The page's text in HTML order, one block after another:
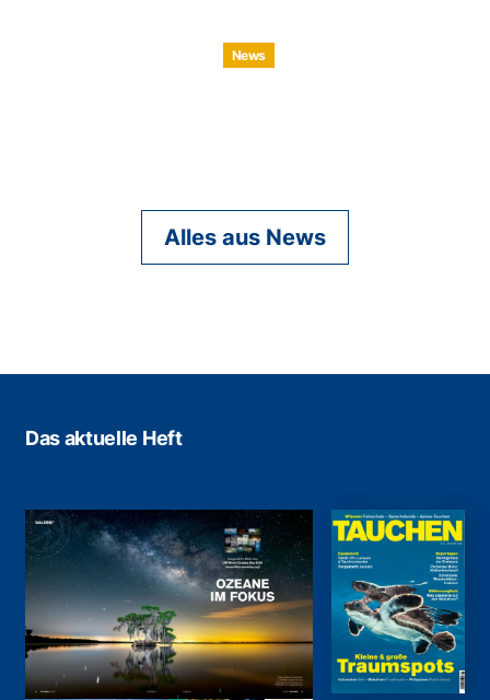
News
Alles aus News
Das aktuelle Heft